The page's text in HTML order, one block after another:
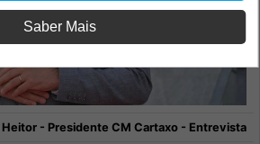
Heitor - Presidente CM Cartaxo - Entrevista
Saber Mais